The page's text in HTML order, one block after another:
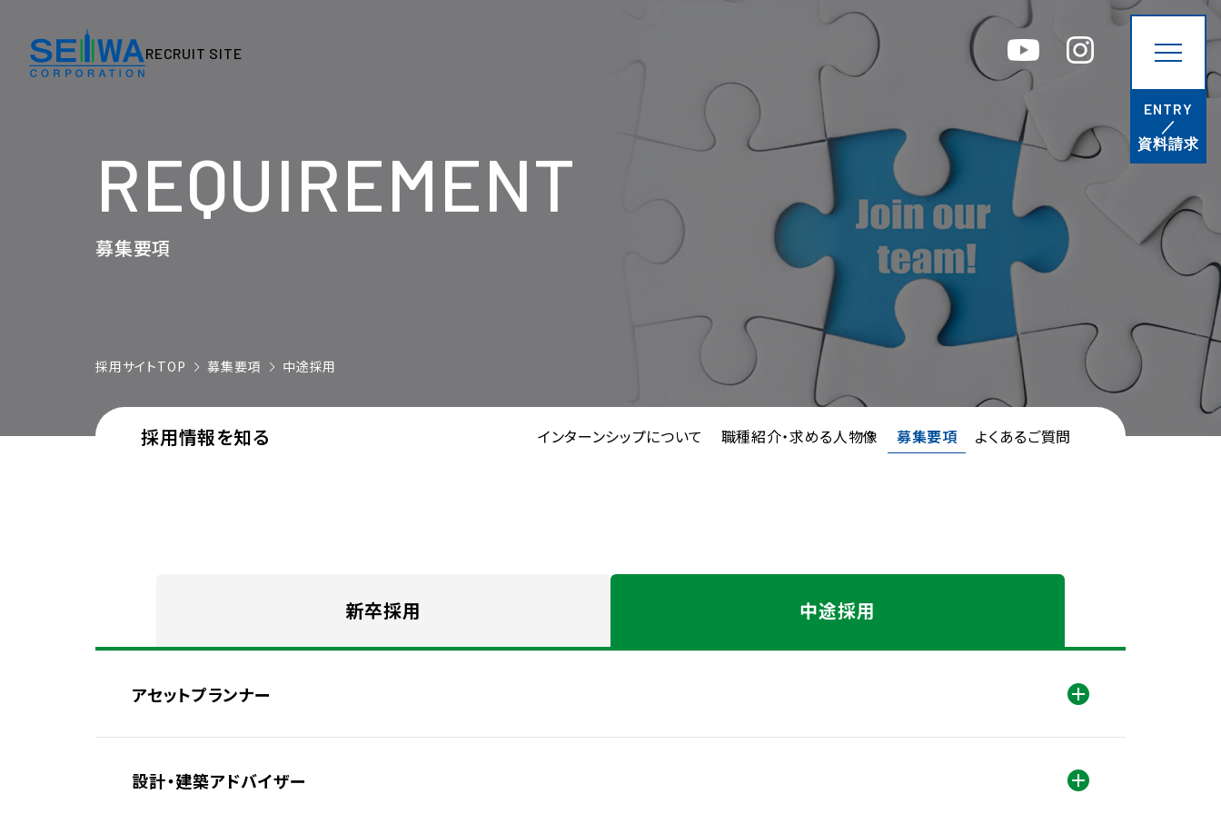
RECRUIT SITE
ENTRY
／
資料請求
RECRUIT SITE
会社を知る
企業理念・社会的責任
事業内容・建築ソリューション
採用コラム トピックス
ENTRY／資料請求
コーポレートサイト プライバシーポリシー
REQUIREMENT
募集要項
採用サイトTOP 募集要項 中途採用
採用情報を知る インターンシップについて 職種紹介・求める人物像 募集要項 よくあるご質問
新卒採用 中途採用
アセットプランナー 開く
設計・建築アドバイザー 開く